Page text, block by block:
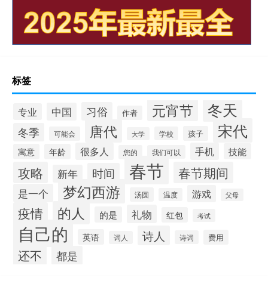
标签
专业 中国 习俗 作者 元宵节 冬天
冬季 可能会 唐代 大学 学校 孩子 宋代
寓意 年龄 很多人 您的 我们可以 手机 技能
攻略 新年 时间 春节 春节期间
是一个 梦幻西游 汤圆 温度 游戏 父母
疫情 的人 的是 礼物 红包 考试
自己的 英语 词人 诗人 诗词 费用
还不 都是